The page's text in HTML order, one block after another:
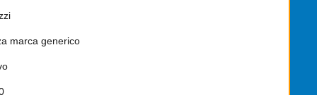
marca generico